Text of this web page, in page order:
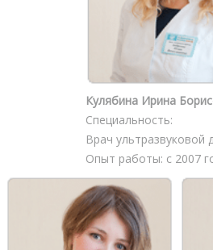
Кулябина Ирина
Специальность:
Врач ультразвуковой
Опыт работы: с 2007